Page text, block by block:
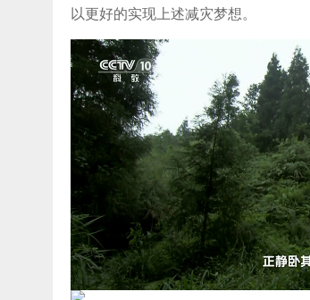
以更好的实现上述减灾梦想。